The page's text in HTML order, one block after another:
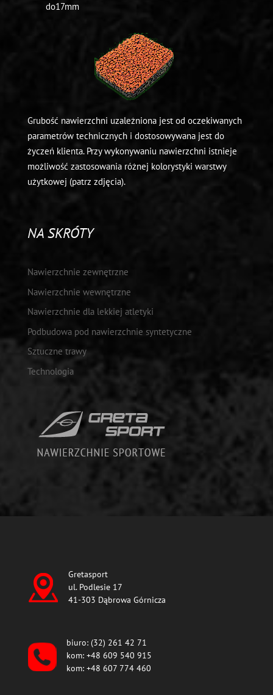
do17mm
Grubość nawierzchni uzależniona jest od oczekiwanych
parametrów technicznych i dostosowywana jest do
życzeń klienta. Przy wykonywaniu nawierzchni istnieje
możliwość zastosowania różnej kolorystyki warstwy
użytkowej (patrz zdjęcia).
NA SKRÓTY
Nawierzchnie zewnętrzne
Nawierzchnie wewnętrzne
Nawierzchnie dla lekkiej atletyki
Podbudowa pod nawierzchnie syntetyczne
Sztuczne trawy
Technologia
Gretasport
ul. Podlesie 17
41-303 Dąbrowa Górnicza
biuro: (32) 261 42 71
kom: +48 609 540 915
kom: +48 607 774 460